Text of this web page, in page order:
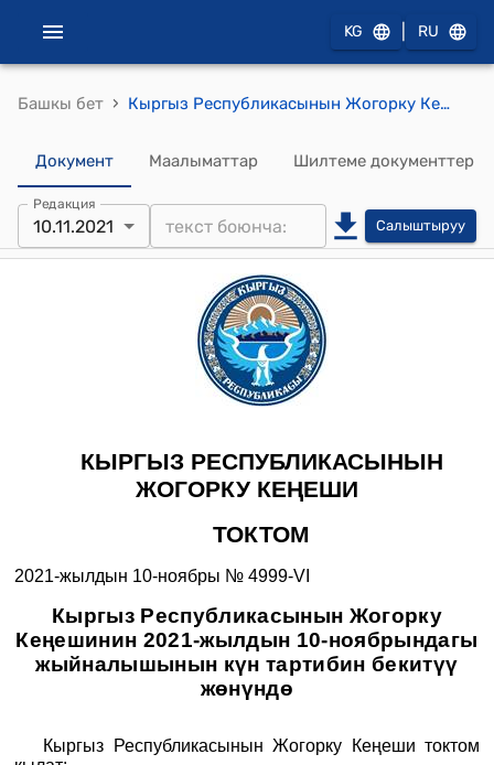
KG RU
Башкы бет › Кыргыз Республикасынын Жогорку Кеңешинин 2021-жылдын 10-ноябрындагы № 4999-VI "Кыргыз Республикасынын Жогорку Кеңешинин 2021-жылдын 10-ноябрындагы жыйналышынын күн тартибин бекитүү жөнүндө" токтому
Документ Маалыматтар Шилтеме документтер
Редакция
10.11.2021 Салыштыруу